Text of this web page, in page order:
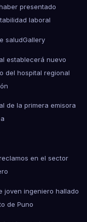
presentado
laboral
saludGallery
establecerá nuevo
del hospital regional
de la primera emisora
en el sector
joven ingeniero hallado
de Puno